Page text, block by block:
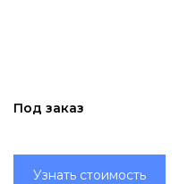
Под заказ
Узнать стоимость